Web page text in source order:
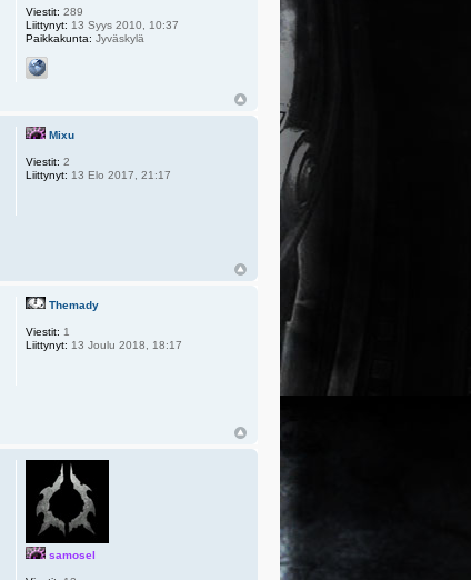
Viestit: 289
Liittynyt: 13 Syys 2010, 10:37
Paikkakunta: Jyväskylä
Mixu
Viestit: 2
Liittynyt: 13 Elo 2017, 21:17
Themady
Viestit: 1
Liittynyt: 13 Joulu 2018, 18:17
samosel